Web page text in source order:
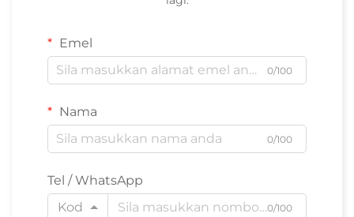
Emel
0/100
Nama
0/100
Tel / WhatsApp
Kod
0/100